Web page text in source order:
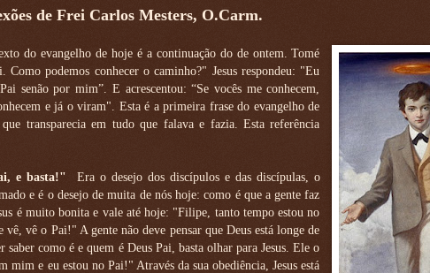
de Frei Carlos Mesters, O.Carm.
do evangelho de hoje é a continuação do de ontem. Tomé
podemos conhecer o caminho?" Jesus respondeu: "Eu
senão por mim”. E acrescentou: “Se vocês me conhecem,
e já o viram". Esta é a primeira frase do evangelho de
transparecia em tudo que falava e fazia. Esta referência
e basta!"
Era o desejo dos discípulos e das discípulas, o
e é o desejo de muita de nós hoje: como é que a gente faz
é muito bonita e vale até hoje: "Filipe, tanto tempo estou no
vê o Pai!" A gente não deve pensar que Deus está longe de
como é e quem é Deus Pai, basta olhar para Jesus. Ele o
mim e eu estou no Pai!" Através da sua obediência, Jesus está